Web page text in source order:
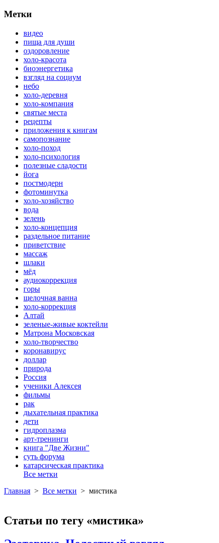
Метки
видео
пища для души
оздоровление
холо-красота
биоэнергетика
взгляд на социум
небо
холо-деревня
холо-компания
святые места
рецепты
приложения к книгам
самопознание
холо-поход
холо-психология
полезные сладости
йога
постмодерн
фотоминутка
холо-хозяйство
вода
зелень
холо-концепция
раздельное питание
приветствие
массаж
шлаки
мёд
аудиокоррекция
горы
щелочная ванна
холо-коррекция
Алтай
зеленые-живые коктейли
Матрона Московская
холо-творчество
коронавирус
доллар
природа
Россия
ученики Алексея
фильмы
рак
дыхательная практика
дети
гидроплазма
арт-тренинги
книга "Две Жизни"
суть форума
катарсическая практика
Все метки
Главная > Все метки > мистика
Статьи по тегу «мистика»